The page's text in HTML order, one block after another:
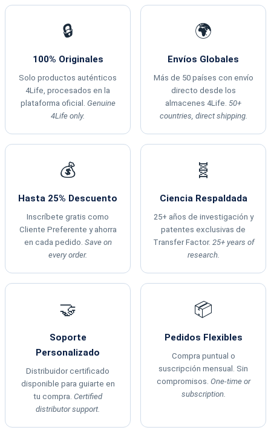
🔒
100% Originales
Solo productos auténticos
4Life, procesados en la
plataforma oficial. Genuine
4Life only.
🌍
Envíos Globales
Más de 50 países con envío
directo desde los
almacenes 4Life. 50+
countries, direct shipping.
💰
Hasta 25% Descuento
Inscríbete gratis como
Cliente Preferente y ahorra
en cada pedido. Save on
every order.
🧬
Ciencia Respaldada
25+ años de investigación y
patentes exclusivas de
Transfer Factor. 25+ years of
research.
🤝
Soporte
Personalizado
Distribuidor certificado
disponible para guiarte en
tu compra. Certified
distributor support.
📦
Pedidos Flexibles
Compra puntual o
suscripción mensual. Sin
compromisos. One-time or
subscription.